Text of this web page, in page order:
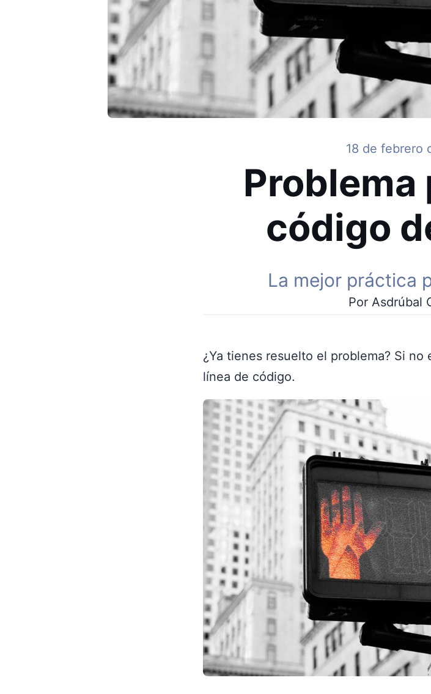
18 de febrero
Problema
código
La mejor práctica
Por Asdrúbal
¿Ya tienes resuelto el problema? Si no
línea de código.